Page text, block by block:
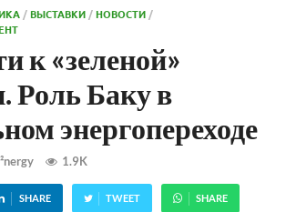
/ВЫСТАВКИ /НОВОСТИ /
к «зеленой»
Роль Баку в
энергопереходе
1.9K
SHARE TWEET SHARE